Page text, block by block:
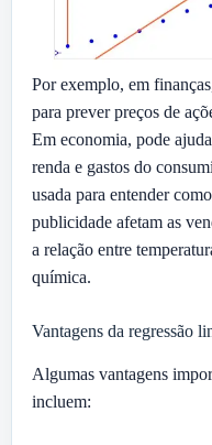
Por exemplo, em
para prever preços de
Em economia, pode
renda e gastos do
usada para entender
publicidade afetam as
a relação entre
química.
Vantagens da regressão
Algumas vantagens
incluem: